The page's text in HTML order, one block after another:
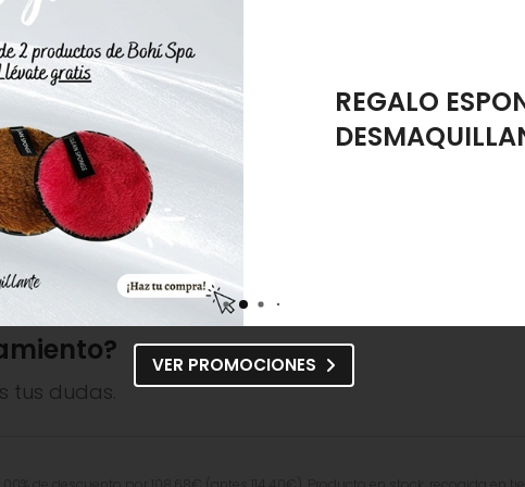
Phosphate, Ascorbic Acid, Ethyl Linoleate, Ethyl Linolenate,
Folic Acid, Guanine, Riboflavin, Thiamine Hcl, Thymine,
Mary Cohr Sérum Masque
Age Signes Night Refill
112,00€ 106,40€
tus dudas.
REGALO
VER PROMOCIONES